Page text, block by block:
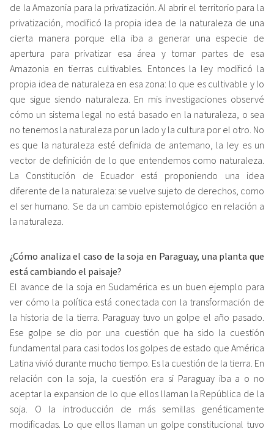
de la Amazonia para la privatización. Al abrir el territorio para la
privatización, modificó la propia idea de la naturaleza de una
cierta manera porque ella iba a generar una especie de
apertura para privatizar esa área y tornar partes de esa
Amazonia en tierras cultivables. Entonces la ley modificó la
propia idea de naturaleza en esa zona: lo que es cultivable y lo
que sigue siendo naturaleza. En mis investigaciones observé
cómo un sistema legal no está basado en la naturaleza, o sea
no tenemos la naturaleza por un lado y la cultura por el otro. No
es que la naturaleza esté definida de antemano, la ley es un
vector de definición de lo que entendemos como naturaleza.
La Constitución de Ecuador está proponiendo una idea
diferente de la naturaleza: se vuelve sujeto de derechos, como
el ser humano. Se da un cambio epistemológico en relación a
la naturaleza.
¿Cómo analiza el caso de la soja en Paraguay, una planta que
está cambiando el paisaje?
El avance de la soja en Sudamérica es un buen ejemplo para
ver cómo la política está conectada con la transformación de
la historia de la tierra. Paraguay tuvo un golpe el año pasado.
Ese golpe se dio por una cuestión que ha sido la cuestión
fundamental para casi todos los golpes de estado que América
Latina vivió durante mucho tiempo. Es la cuestión de la tierra. En
relación con la soja, la cuestión era si Paraguay iba a o no
aceptar la expansion de lo que ellos llaman la República de la
soja. O la introducción de más semillas genéticamente
modificadas. Lo que ellos llaman un golpe constitucional tuvo